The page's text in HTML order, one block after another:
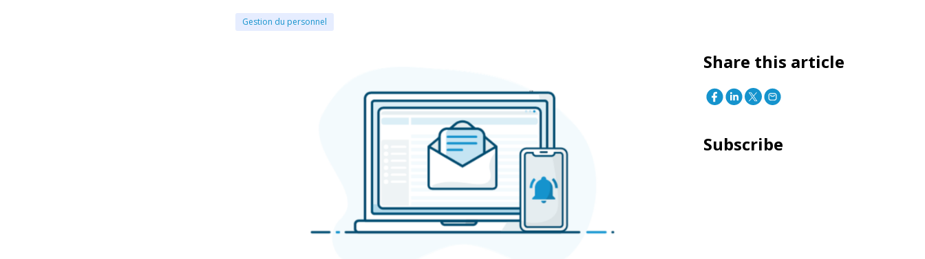
Gestion du personnel
Share this article
Subscribe